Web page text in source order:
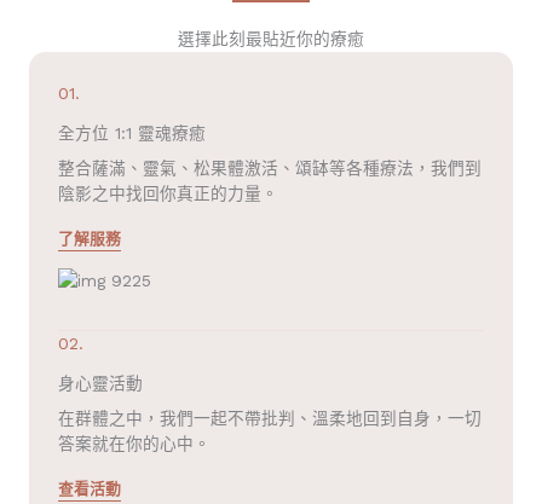
選擇此刻最貼近你的療癒
01.
全方位 1:1 靈魂療癒
整合薩滿、靈氣、松果體激活、頌缽等各種療法，我們到
陰影之中找回你真正的力量。
了解服務
02.
身心靈活動
在群體之中，我們一起不帶批判、溫柔地回到自身，一切
答案就在你的心中。
查看活動